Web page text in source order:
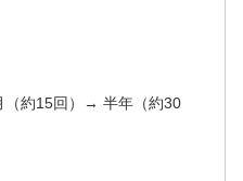
約15回）→ 半年（約30